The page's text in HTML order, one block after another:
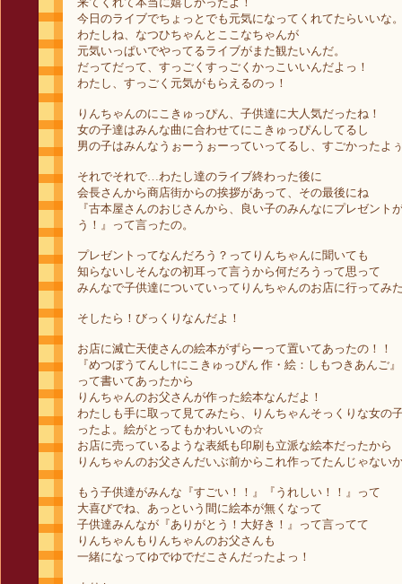
今日のライブでちょっとでも元気になってくれてたらいいな
わたしね、なつひちゃんとここなちゃんが
元気いっぱいでやってるライブがまた観たいんだ。
だってだって、すっごくすっごくかっこいいんだよっ！
わたし、すっごく元気がもらえるのっ！
りんちゃんのにこきゅっぴん、子供達に大人気だったね！
女の子達はみんな曲に合わせてにこきゅっぴんしてるし
男の子はみんなうぉーうぉーっていってるし、すごかったよ
それでそれで…わたし達のライブ終わった後に
会長さんから商店街からの挨拶があって、その最後にね
『古本屋さんのおじさんから、良い子のみんなにプレゼント
う！』って言ったの。
プレゼントってなんだろう？ってりんちゃんに聞いても
知らないしそんなの初耳って言うから何だろうって思って
みんなで子供達についていってりんちゃんのお店に行ってみ
そしたら！びっくりなんだよ！
お店に滅亡天使さんの絵本がずらーって置いてあったの！！
『めつぼうてんし†にこきゅっぴん 作・絵：しもつきあんご』
って書いてあったから
りんちゃんのお父さんが作った絵本なんだよ！
わたしも手に取って見てみたら、りんちゃんそっくりな女の
ったよ。絵がとってもかわいいの☆
お店に売っているような表紙も印刷も立派な絵本だったから
りんちゃんのお父さんだいぶ前からこれ作ってたんじゃない
もう子供達がみんな『すごい！！』『うれしい！！』って
大喜びでね、あっという間に絵本が無くなって
子供達みんなが『ありがとう！大好き！』って言ってて
りんちゃんもりんちゃんのお父さんも
一緒になってゆでゆでだこさんだったよっ！